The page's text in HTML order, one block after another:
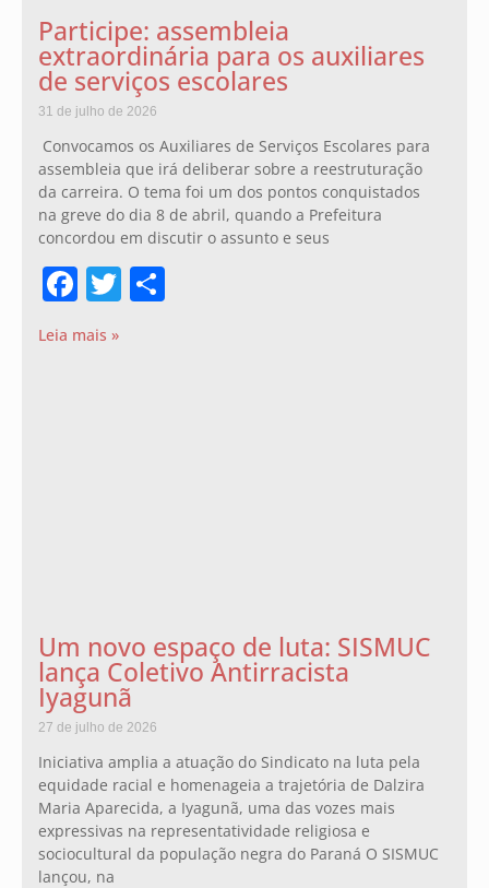
Participe: assembleia
extraordinária para os auxiliares
de serviços escolares
31 de julho de 2026
Convocamos os Auxiliares de Serviços Escolares para
assembleia que irá deliberar sobre a reestruturação
da carreira. O tema foi um dos pontos conquistados
na greve do dia 8 de abril, quando a Prefeitura
concordou em discutir o assunto e seus
Facebook
Twitter
Leia mais »
Um novo espaço de luta: SISMUC
lança Coletivo Antirracista
Iyagunã
27 de julho de 2026
Iniciativa amplia a atuação do Sindicato na luta pela
equidade racial e homenageia a trajetória de Dalzira
Maria Aparecida, a Iyagunã, uma das vozes mais
expressivas na representatividade religiosa e
sociocultural da população negra do Paraná O SISMUC
lançou, na